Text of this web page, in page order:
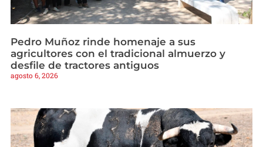
Pedro Muñoz rinde homenaje a sus
agricultores con el tradicional almuerzo y
desfile de tractores antiguos
agosto 6, 2026